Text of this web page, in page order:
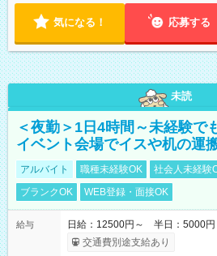
気になる！ 応募する
未読
＜夜勤＞1日4時間～未経験で
イベント会場でイスや机の運
アルバイト 職種未経験OK 社会人未経験
ブランクOK
WEB登録・面接OK
給与
日給：12500円～ 半日：5000
交通費別途支給あり